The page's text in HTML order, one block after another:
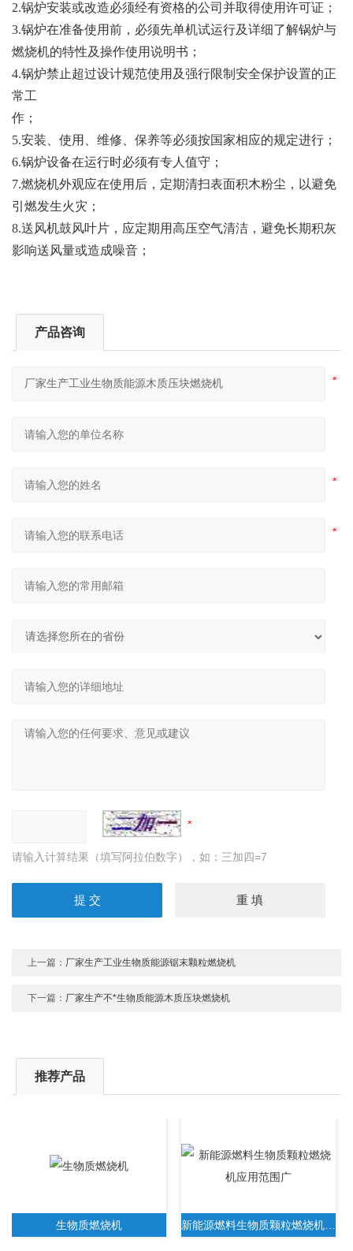
2.锅炉安装或改造必须经有资格的公司并取得使用许可证；
3.锅炉在准备使用前，必须先单机试运行及详细了解锅炉与
燃烧机的特性及操作使用说明书；
4.锅炉禁止超过设计规范使用及强行限制安全保护设置的正
常工
作；
5.安装、使用、维修、保养等必须按国家相应的规定进行；
6.锅炉设备在运行时必须有专人值守；
7.燃烧机外观应在使用后，定期清扫表面积木粉尘，以避免
引燃发生火灾；
8.送风机鼓风叶片，应定期用高压空气清洁，避免长期积灰
影响送风量或造成噪音；
产品咨询
请输入计算结果（填写阿拉伯数字），如：三加四=7
上一篇： 厂家生产工业生物质能源锯末颗粒燃烧机
下一篇： 厂家生产不*生物质能源木质压块燃烧机
推荐产品
生物质燃烧机 新能源燃料生物质颗粒燃烧机应用范围广